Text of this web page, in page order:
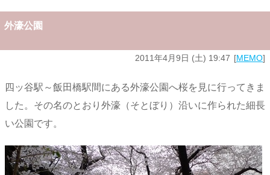
外濠公園
2011年4月9日 (土) 19:47 MEMO
四ッ谷駅～飯田橋駅間にある外濠公園へ桜を見に行ってきま
した。その名のとおり外濠（そとぼり）沿いに作られた細長
い公園です。